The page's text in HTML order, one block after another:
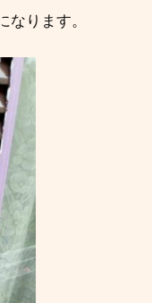
なります。